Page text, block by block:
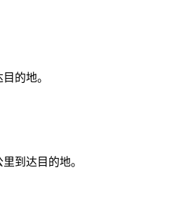
的地。
到达目的地。